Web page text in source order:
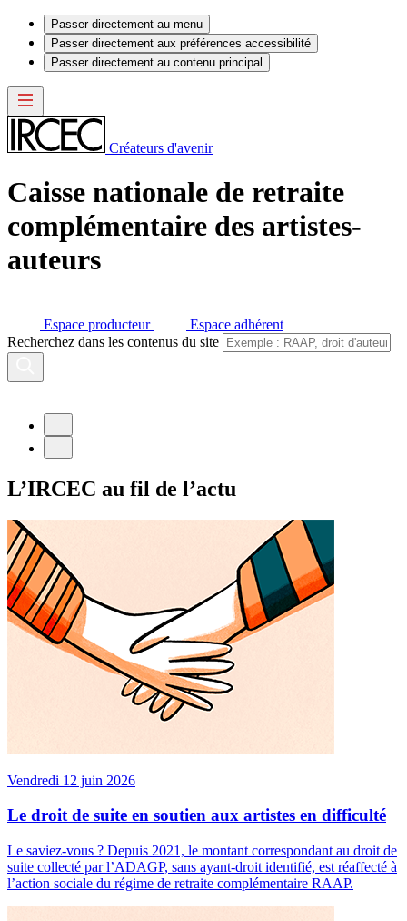
Passer directement au menu
Passer directement aux préférences accessibilité
Passer directement au contenu principal
Créateurs d'avenir
Caisse nationale de retraite
complémentaire des artistes-
auteurs
Espace producteur
Espace adhérent
Recherchez dans les contenus du site
L’IRCEC au fil de l’actu
Vendredi 12 juin 2026
Le droit de suite en soutien aux artistes en difficulté
Le saviez-vous ? Depuis 2021, le montant correspondant au droit de
suite collecté par l’ADAGP, sans ayant-droit identifié, est réaffecté à
l’action sociale du régime de retraite complémentaire RAAP.